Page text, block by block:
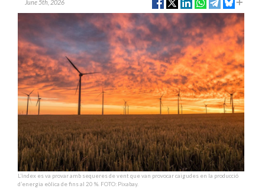
June 5th, 2026
L’índex es va provar amb sequeres de vent que van provocar caigudes en la producció
d’energia eòlica de fins al 20 %. FOTO: Pixabay.